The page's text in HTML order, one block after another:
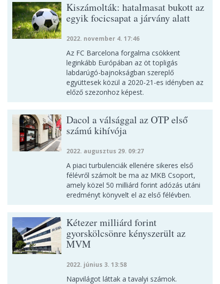
Kiszámolták: hatalmasat bukott az
egyik focicsapat a járvány alatt
2022. november 4. 17:46
Az FC Barcelona forgalma csökkent
leginkább Európában az öt topligás
labdarúgó-bajnokságban szereplő
együttesek közül a 2020-21-es idényben az
előző szezonhoz képest.
Dacol a válsággal az OTP első
számú kihívója
2022. augusztus 29. 09:27
A piaci turbulenciák ellenére sikeres első
félévről számolt be ma az MKB Csoport,
amely közel 50 milliárd forint adózás utáni
eredményt könyvelt el az első félévben.
Kétezer milliárd forint
gyorskölcsönre kényszerült az
MVM
2022. június 3. 13:58
Napvilágot láttak a tavalyi számok.